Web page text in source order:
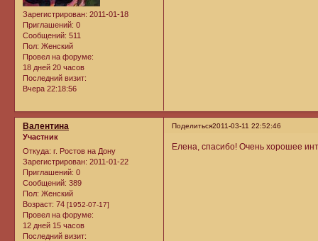
Зарегистрирован: 2011-01-18
Приглашений: 0
Сообщений: 511
Пол: Женский
Провел на форуме:
18 дней 20 часов
Последний визит:
Вчера 22:18:56
Поделиться2011-03-11 22:52:46
Валентина
Участник
Откуда: г. Ростов на Дону
Зарегистрирован: 2011-01-22
Приглашений: 0
Сообщений: 389
Пол: Женский
Возраст: 74 [1952-07-17]
Провел на форуме:
12 дней 15 часов
Последний визит:
Елена, спасибо! Очень хорошее